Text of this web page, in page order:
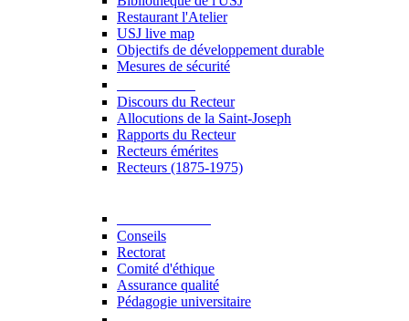
Restaurant l'Atelier
USJ live map
Objectifs de développement durable
Mesures de sécurité
Discours du Recteur
Allocutions de la Saint-Joseph
Rapports du Recteur
Recteurs émérites
Recteurs (1875-1975)
Conseils
Rectorat
Comité d'éthique
Assurance qualité
Pédagogie universitaire